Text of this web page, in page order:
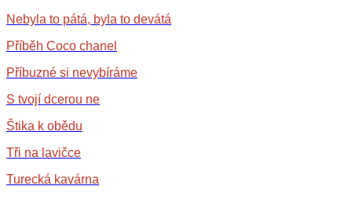
Nebyla to pátá, byla to devátá
Příběh Coco chanel
Příbuzné si nevybíráme
S tvojí dcerou ne
Štika k obědu
Tři na lavičce
Turecká kavárna